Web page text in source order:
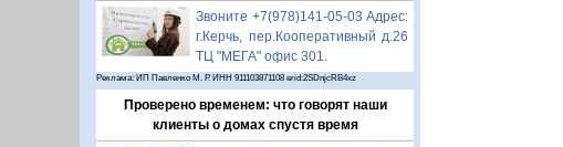
Звоните +7(978)141-05-03 Адрес:
г.Керчь, пер.Кооперативный д.26
ТЦ "МЕГА" офис 301.
Реклама: ИП Павленко М. Р. ИНН 911103871108 erid:2SDnjcRB4xz
Проверено временем: что говорят наши
клиенты о домах спустя время